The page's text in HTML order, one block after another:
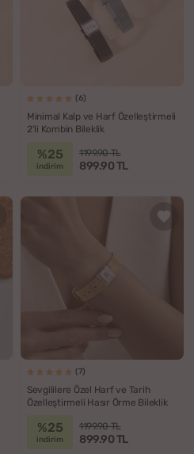
(6)
Minimal Kalp ve Harf Özelleştirmeli
2'li Kombin Bileklik
%25
indirim
1199.90 TL
899.90 TL
(7)
Sevgililere Özel Harf ve Tarih
Özelleştirmeli Hasır Örme Bileklik
%25
indirim
1199.90 TL
899.90 TL